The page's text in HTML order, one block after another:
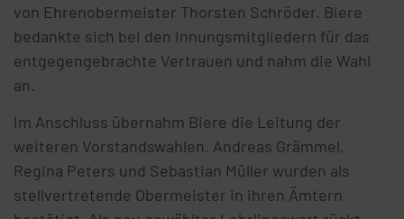
von Ehrenobermeister Thorsten Schröder. Biere
bedankte sich bei den Innungsmitgliedern für das
entgegengebrachte Vertrauen und nahm die Wahl
an.
Im Anschluss übernahm Biere die Leitung der
weiteren Vorstandswahlen. Andreas Grämmel,
Regina Peters und Sebastian Müller wurden als
stellvertretende Obermeister in ihren Ämtern